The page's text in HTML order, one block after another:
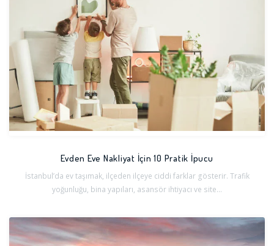
Evden Eve Nakliyat İçin 10 Pratik İpucu
İstanbul’da ev taşımak, ilçeden ilçeye ciddi farklar gösterir. Trafik
yoğunluğu, bina yapıları, asansör ihtiyacı ve site...